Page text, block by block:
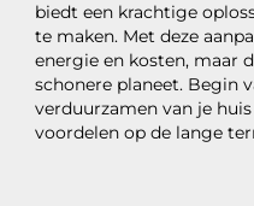
biedt een krachtige
te maken. Met deze
energie en kosten, maar
schonere planeet. Begin
verduurzamen van je
voordelen op de lange